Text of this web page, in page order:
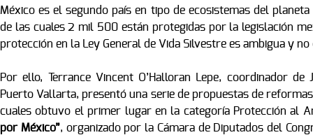
México es el segundo país en tipo de ecosistemas del
de las cuales 2 mil 500 están protegidas por la legislación
protección en la Ley General de Vida Silvestre es ambigua y
Por ello, Terrance Vincent O’Halloran Lepe, coordinador
Puerto Vallarta, presentó una serie de propuestas de
cuales obtuvo el primer lugar en la categoría Protección al
por México”, organizado por la Cámara de Diputados del